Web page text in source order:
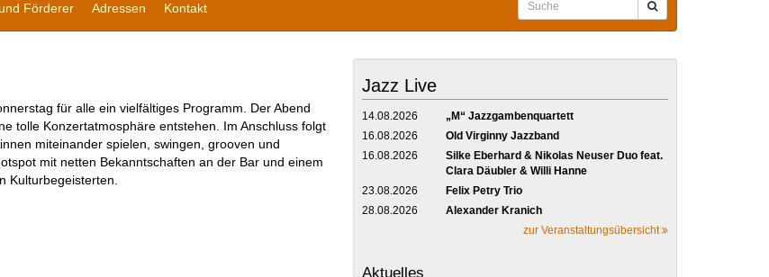
Förderer Adressen Kontakt
für alle ein vielfältiges Programm. Der Abend
tolle Konzertatmosphäre entstehen. Im Anschluss folgt
miteinander spielen, swingen, grooven und
mit netten Bekanntschaften an der Bar und einem
Kulturbegeisterten.
Jazz Live
14.08.2026
„M“ Jazzgambenquartett
16.08.2026
Old Virginny Jazzband
16.08.2026
Silke Eberhard & Nikolas Neuser Duo feat.
Clara Däubler & Willi Hanne
23.08.2026
Felix Petry Trio
28.08.2026
Alexander Kranich
zur Veranstaltungsübersicht
Aktuelles